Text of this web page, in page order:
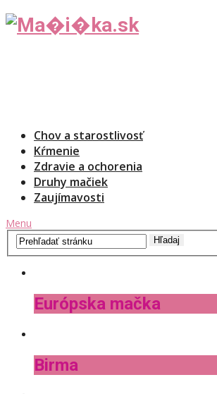
Chov a starostlivosť
Kŕmenie
Zdravie a ochorenia
Druhy mačiek
Zaujímavosti
Menu
Európska mačka
Birma